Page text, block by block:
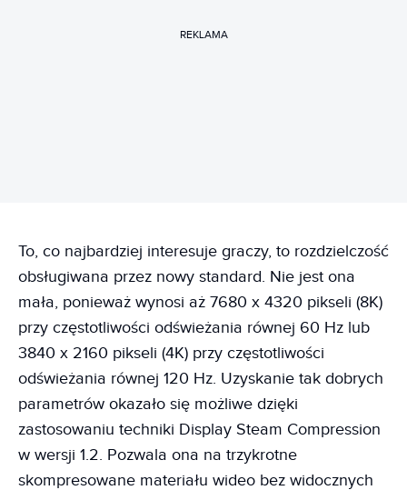
REKLAMA
To, co najbardziej interesuje graczy, to rozdzielczość
obsługiwana przez nowy standard. Nie jest ona
mała, ponieważ wynosi aż 7680 x 4320 pikseli (8K)
przy częstotliwości odświeżania równej 60 Hz lub
3840 x 2160 pikseli (4K) przy częstotliwości
odświeżania równej 120 Hz. Uzyskanie tak dobrych
parametrów okazało się możliwe dzięki
zastosowaniu techniki Display Steam Compression
w wersji 1.2. Pozwala ona na trzykrotne
skompresowane materiału wideo bez widocznych